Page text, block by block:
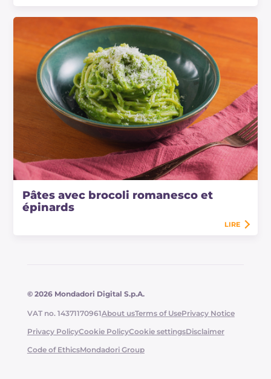
Pâtes avec brocoli romanesco et
épinards
LIRE
© 2026 Mondadori Digital S.p.A.
VAT no. 14371170961About usTerms of UsePrivacy Notice
Privacy PolicyCookie PolicyCookie settingsDisclaimer
Code of EthicsMondadori Group